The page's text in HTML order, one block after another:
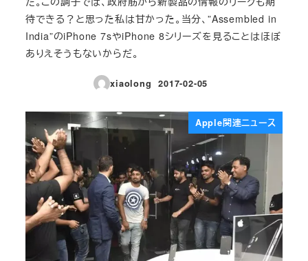
待できる？と思った私は甘かった。当分、”Assembled in
India”のiPhone 7sやiPhone 8シリーズを見ることはほぼ
ありえそうもないからだ。
xiaolong
投稿日
2017-02-05
Apple関連ニュース